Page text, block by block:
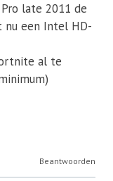
late 2011 de
nu een Intel HD-
al te
Beantwoorden